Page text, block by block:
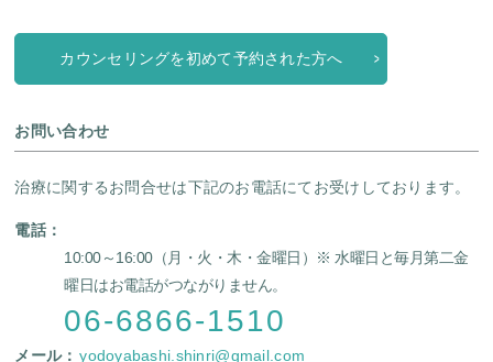
カウンセリングを初めて予約された方へ
お問い合わせ
治療に関するお問合せは下記のお電話にてお受けしております。
電話：
10:00～16:00（月・火・木・金曜日）
※ 水曜日と毎月第二金
曜日はお電話がつながりません。
06-6866-1510
メール： yodoyabashi.shinri@gmail.com